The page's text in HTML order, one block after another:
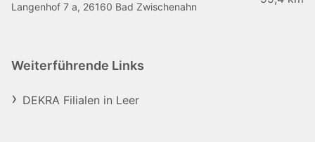
Langenhof 7 a, 26160 Bad Zwischenahn
Weiterführende Links
DEKRA Filialen in Leer